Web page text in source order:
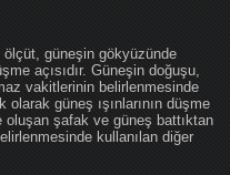
güneşin gökyüzünde
açısıdır. Güneşin doğuşu,
vakitlerinin belirlenmesinde
güneş ışınlarının düşme
oluşan şafak ve güneş battıktan
kullanılan diğer